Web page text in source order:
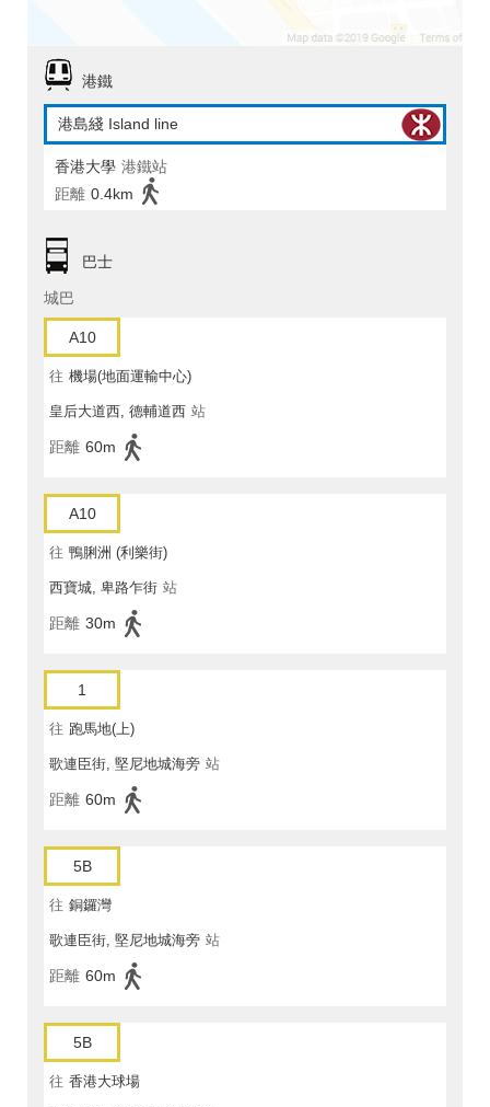
港鐵
港島綫 Island line
香港大學 港鐵站
距離 0.4km
巴士
城巴
A10
往 機場(地面運輸中心)
皇后大道西, 德輔道西 站
距離 60m
A10
往 鴨脷洲 (利樂街)
西寶城, 卑路乍街 站
距離 30m
1
往 跑馬地(上)
歌連臣街, 堅尼地城海旁 站
距離 60m
5B
往 銅鑼灣
歌連臣街, 堅尼地城海旁 站
距離 60m
5B
往 香港大球場